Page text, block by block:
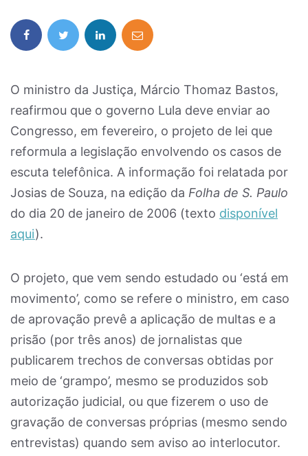
O ministro da Justiça, Márcio Thomaz Bastos,
reafirmou que o governo Lula deve enviar ao
Congresso, em fevereiro, o projeto de lei que
reformula a legislação envolvendo os casos de
escuta telefônica. A informação foi relatada por
Josias de Souza, na edição da Folha de S. Paulo
do dia 20 de janeiro de 2006 (texto disponível
aqui).
O projeto, que vem sendo estudado ou ‘está em
movimento’, como se refere o ministro, em caso
de aprovação prevê a aplicação de multas e a
prisão (por três anos) de jornalistas que
publicarem trechos de conversas obtidas por
meio de ‘grampo’, mesmo se produzidos sob
autorização judicial, ou que fizerem o uso de
gravação de conversas próprias (mesmo sendo
entrevistas) quando sem aviso ao interlocutor.